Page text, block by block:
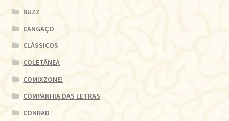
BUZZ
CANGAÇO
CLÁSSICOS
COLETÂNEA
COMIXZONE!
COMPANHIA DAS LETRAS
CONRAD